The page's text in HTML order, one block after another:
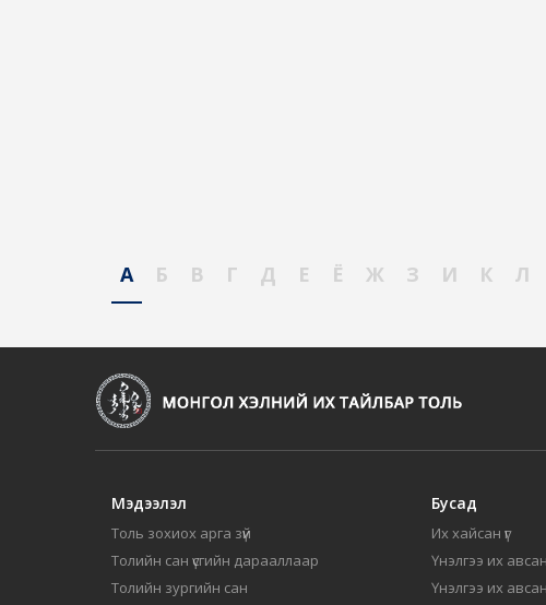
А Б В Г Д Е Ё Ж З И К Л
Мэдээлэл
Толь зохиох арга зүй
Толийн сан үсгийн дарааллаар
Толийн зургийн сан
Бусад
Их хайсан үг
Үнэлгээ их авсан
Үнэлгээ их